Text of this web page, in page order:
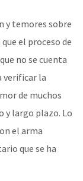
y temores sobre
el proceso de
no se cuenta
verificar la
de muchos
y largo plazo. Lo
el arma
que se ha